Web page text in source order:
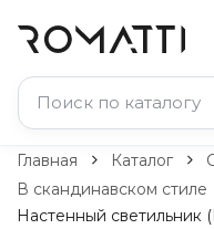
Каталог
Свет и
Главная Каталог
В скандинавском стиле
Настенный светильник